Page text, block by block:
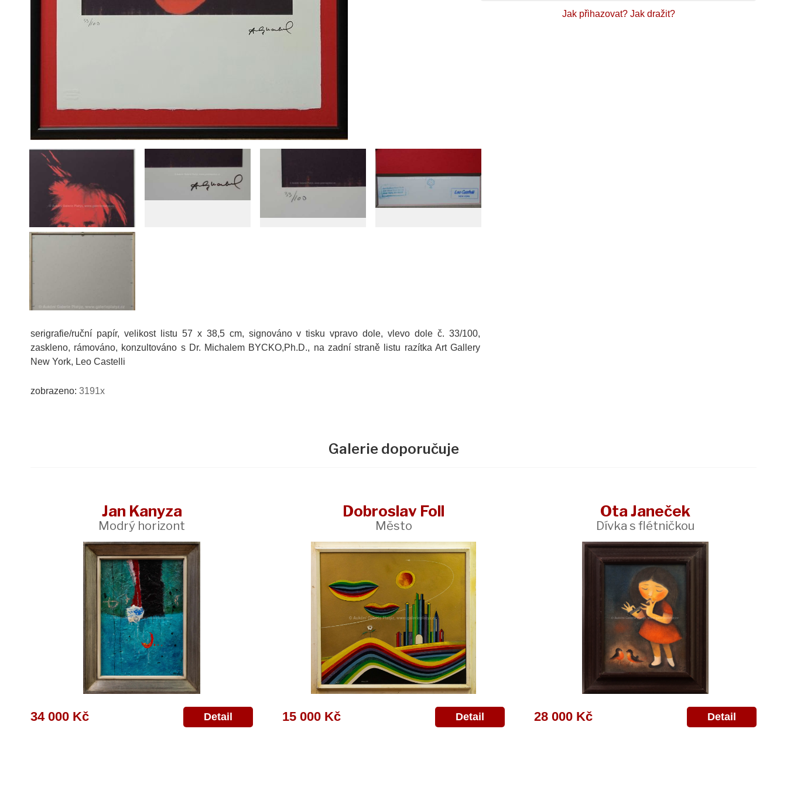
serigrafie/ruční papír, velikost listu 57 x 38,5 cm, signováno v tisku vpravo dole, vlevo dole č. 33/100,
zaskleno, rámováno, konzultováno s Dr. Michalem BYCKO,Ph.D., na zadní straně listu razítka Art Gallery
New York, Leo Castelli
zobrazeno: 3191x
Jak přihazovat? Jak dražit?
Galerie doporučuje
Jan Kanyza
Modrý horizont
34 000 Kč Detail
Dobroslav Foll
Město
15 000 Kč Detail
Ota Janeček
Dívka s flétničkou
28 000 Kč Detail